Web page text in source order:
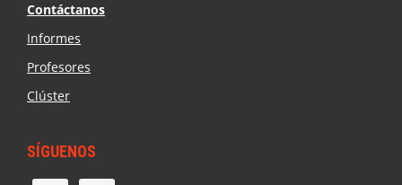
Contáctanos
Informes
Profesores
Clúster
SÍGUENOS